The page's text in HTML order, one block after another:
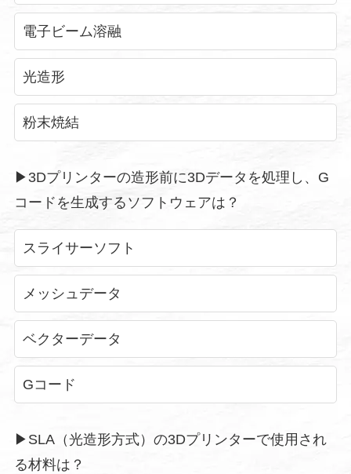
電子ビーム溶融
光造形
粉末焼結
▶︎3Dプリンターの造形前に3Dデータを処理し、G
コードを生成するソフトウェアは？
スライサーソフト
メッシュデータ
ベクターデータ
Gコード
▶︎SLA（光造形方式）の3Dプリンターで使用され
る材料は？